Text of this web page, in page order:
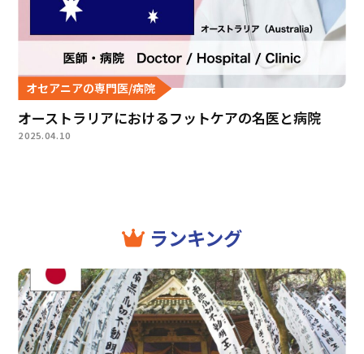
オセアニアの専門医/病院
オーストラリアにおけるフットケアの名医と病院
2025.04.10
ランキング